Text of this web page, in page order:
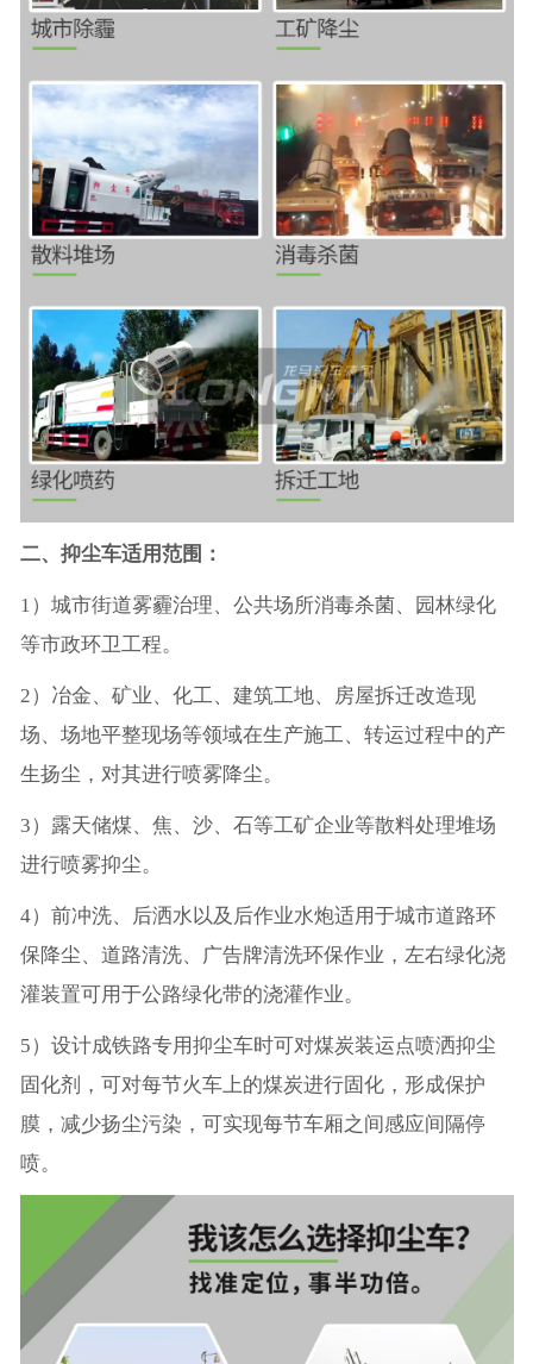
二、抑尘车适用范围：
1）城市街道雾霾治理、公共场所消毒杀菌、园林绿化
等市政环卫工程。
2）冶金、矿业、化工、建筑工地、房屋拆迁改造现
场、场地平整现场等领域在生产施工、转运过程中的产
生扬尘，对其进行喷雾降尘。
3）露天储煤、焦、沙、石等工矿企业等散料处理堆场
进行喷雾抑尘。
4）前冲洗、后洒水以及后作业水炮适用于城市道路环
保降尘、道路清洗、广告牌清洗环保作业，左右绿化浇
灌装置可用于公路绿化带的浇灌作业。
5）设计成铁路专用抑尘车时可对煤炭装运点喷洒抑尘
固化剂，可对每节火车上的煤炭进行固化，形成保护
膜，减少扬尘污染，可实现每节车厢之间感应间隔停
喷。